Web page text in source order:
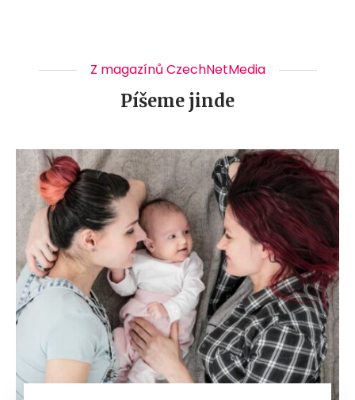
Z magazínů CzechNetMedia
Píšeme jinde